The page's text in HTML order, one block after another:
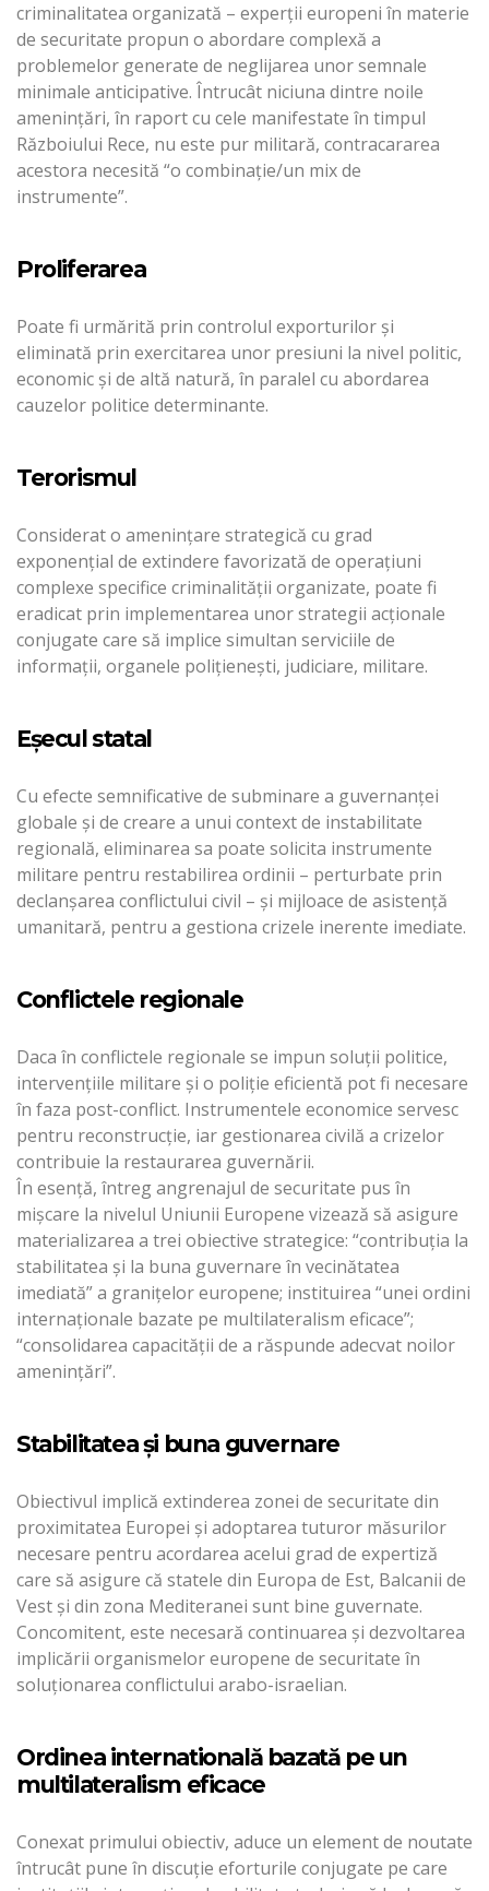
criminalitatea organizată – experții europeni în materie
de securitate propun o abordare complexă a
problemelor generate de neglijarea unor semnale
minimale anticipative. Întrucât niciuna dintre noile
amenințări, în raport cu cele manifestate în timpul
Războiului Rece, nu este pur militară, contracararea
acestora necesită “o combinație/un mix de
instrumente”.
Proliferarea
Poate fi urmărită prin controlul exporturilor și
eliminată prin exercitarea unor presiuni la nivel politic,
economic și de altă natură, în paralel cu abordarea
cauzelor politice determinante.
Terorismul
Considerat o amenințare strategică cu grad
exponențial de extindere favorizată de operațiuni
complexe specifice criminalității organizate, poate fi
eradicat prin implementarea unor strategii acționale
conjugate care să implice simultan serviciile de
informații, organele polițienești, judiciare, militare.
Eșecul statal
Cu efecte semnificative de subminare a guvernanței
globale și de creare a unui context de instabilitate
regională, eliminarea sa poate solicita instrumente
militare pentru restabilirea ordinii – perturbate prin
declanșarea conflictului civil – și mijloace de asistență
umanitară, pentru a gestiona crizele inerente imediate.
Conflictele regionale
Daca în conflictele regionale se impun soluții politice,
intervențiile militare și o poliție eficientă pot fi necesare
în faza post-conflict. Instrumentele economice servesc
pentru reconstrucție, iar gestionarea civilă a crizelor
contribuie la restaurarea guvernării.
În esență, întreg angrenajul de securitate pus în
mișcare la nivelul Uniunii Europene vizează să asigure
materializarea a trei obiective strategice: “contribuția la
stabilitatea și la buna guvernare în vecinătatea
imediată” a granițelor europene; instituirea “unei ordini
internaționale bazate pe multilateralism eficace”;
“consolidarea capacității de a răspunde adecvat noilor
amenințări”.
Stabilitatea și buna guvernare
Obiectivul implică extinderea zonei de securitate din
proximitatea Europei și adoptarea tuturor măsurilor
necesare pentru acordarea acelui grad de expertiză
care să asigure că statele din Europa de Est, Balcanii de
Vest și din zona Mediteranei sunt bine guvernate.
Concomitent, este necesară continuarea și dezvoltarea
implicării organismelor europene de securitate în
soluționarea conflictului arabo-israelian.
Ordinea internatională bazată pe un
multilateralism eficace
Conexat primului obiectiv, aduce un element de noutate
întrucât pune în discuție eforturile conjugate pe care